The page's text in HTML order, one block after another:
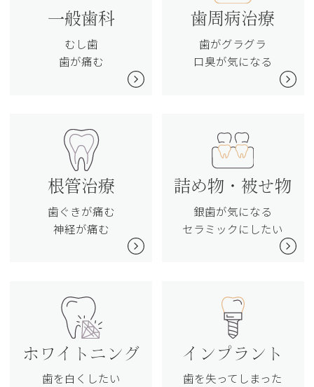
一般歯科
むし歯
歯が痛む
歯周病治療
歯がグラグラ
口臭が気になる
根管治療
歯ぐきが痛む
神経が痛む
詰め物・被せ物
銀歯が気になる
セラミックにしたい
ホワイトニング
歯を白くしたい
インプラント
歯を失ってしまった